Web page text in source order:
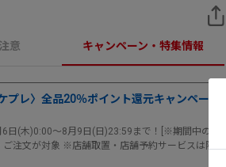
意 キャンペーン・特集情報
プレ〉全品20％ポイント還元キャンペー
日(木)0:00～8月9日(日)23:59まで！[※期間中の
注文が対象 ※店舗取置・店舗予約サービスは除